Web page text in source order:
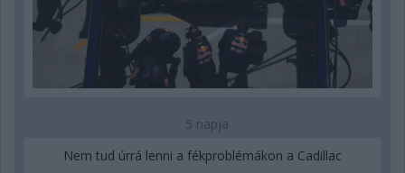
5 napja
Nem tud úrrá lenni a fékproblémákon a Cadillac